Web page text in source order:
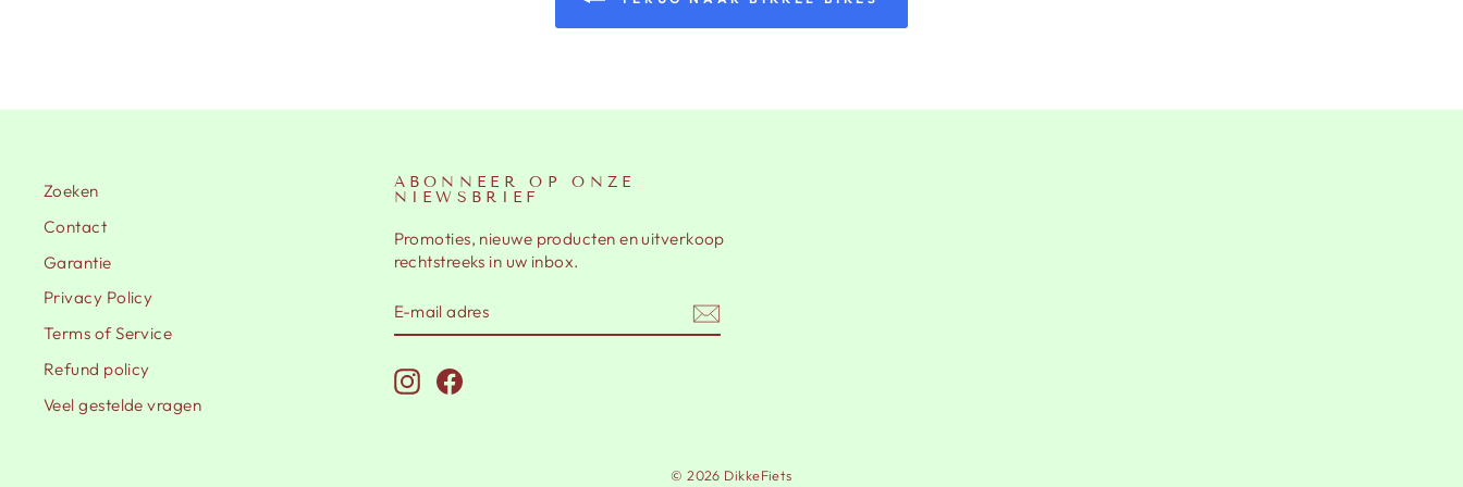
Zoeken
Contact
Garantie
Privacy Policy
Terms of Service
Refund policy
Veel gestelde vragen
ABONNEER OP ONZE
NIEWSBRIEF
Promoties, nieuwe producten en uitverkoop
rechtstreeks in uw inbox.
MAIL
ADRES
InstagramFacebook
© 2026 DikkeFiets